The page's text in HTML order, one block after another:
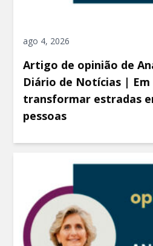
ago 4, 2026
Artigo de opinião de
Diário de Notícias | Em
transformar estradas
pessoas